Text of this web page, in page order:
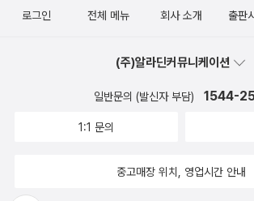
로그인 전체 메뉴 회사 소개 출판
(주)알라딘커뮤니케이션
일반문의 (발신자 부담) 1544-
1:1 문의
중고매장 위치, 영업시간 안내